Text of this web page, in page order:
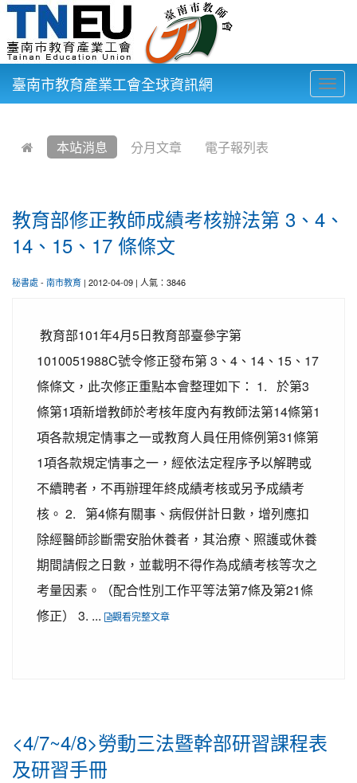
臺南市教育產業工會全球資訊網
本站消息 分月文章 電子報列表
教育部修正教師成績考核辦法第 3、4、
14、15、17 條條文
秘書處- 南市教育 | 2012-04-09 | 人氣：3846
教育部101年4月5日教育部臺參字第
1010051988C號令修正發布第 3、4、14、15、17
條條文，此次修正重點本會整理如下： 1. 於第3
條第1項新增教師於考核年度內有教師法第14條第1
項各款規定情事之一或教育人員任用條例第31條第
1項各款規定情事之一，經依法定程序予以解聘或
不續聘者，不再辦理年終成績考核或另予成績考
核。 2. 第4條有關事、病假併計日數，增列應扣
除經醫師診斷需安胎休養者，其治療、照護或休養
期間請假之日數，並載明不得作為成績考核等次之
考量因素。（配合性別工作平等法第7條及第21條
修正） 3. ...
觀看完整文章
<4/7~4/8>勞動三法暨幹部研習課程表
及研習手冊